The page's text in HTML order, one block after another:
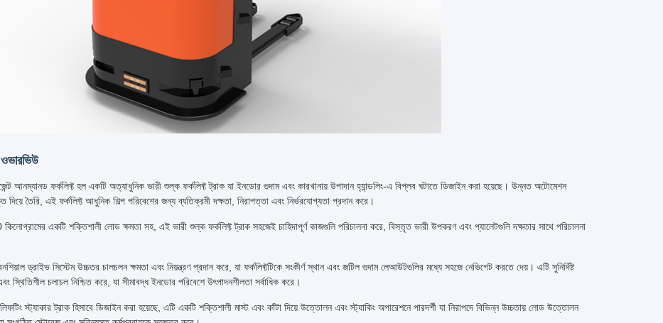
আনম্যানড ফর্কলিফ্ট হল একটি অত্যাধুনিক ভারী শুল্ক ফর্কলিফ্ট ট্রাক যা ইনডোর গুদাম এবং কারখানায় উপাদান হ্যান্ডলিং-এ বিপ্লব ঘটাতে ডিজাইন করা হয়েছে। উন্নত অটোমেশন
দিয়ে তৈরি, এই ফর্কলিফ্ট আধুনিক শিল্প পরিবেশের জন্য ব্যতিক্রমী দক্ষতা, নিরাপত্তা এবং নির্ভরযোগ্যতা প্রদান করে।
একটি শক্তিশালী লোড ক্ষমতা সহ, এই ভারী শুল্ক ফর্কলিফ্ট ট্রাক সহজেই চাহিদাপূর্ণ কাজগুলি পরিচালনা করে, বিস্তৃত ভারী উপকরণ এবং প্যালেটগুলি দক্ষতার সাথে পরিচালনা
ড্রাইভ সিস্টেম উচ্চতর চালচলন ক্ষমতা এবং নিয়ন্ত্রণ প্রদান করে, যা ফর্কলিফ্টটিকে সংকীর্ণ স্থান এবং জটিল গুদাম লেআউটগুলির মধ্যে সহজে নেভিগেট করতে দেয়। এটি সুনির্দিষ্ট
স্থিতিশীল চলাচল নিশ্চিত করে, যা সীমাবদ্ধ ইনডোর পরিবেশে উৎপাদনশীলতা সর্বাধিক করে।
স্ট্যাকার ট্রাক হিসাবে ডিজাইন করা হয়েছে, এটি একটি শক্তিশালী মাস্ট এবং কাঁটা দিয়ে উত্তোলন এবং স্ট্যাকিং অপারেশনে পারদর্শী যা নিরাপদে বিভিন্ন উচ্চতায় লোড উত্তোলন